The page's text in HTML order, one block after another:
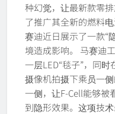
种幻觉，让最新款零
了推广其全新的燃料
赛迪近日展示了一款“
境造成影响。 马赛迪
一层LED“毯子”，同时
摄像机拍摄下乘员一
一侧，让F-Cell能够被
到隐形效果。这项技